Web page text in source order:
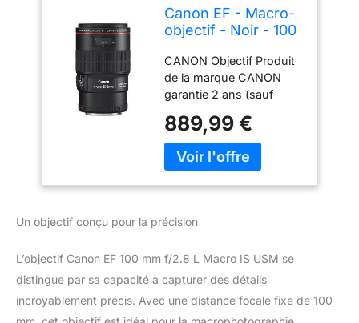
Canon EF - Macro-
objectif - Noir - 100
IS USM - Canon EF
- Pour EOS 1000,
1D, 50, 500, 5D, 7D,
Kiss F, Kiss X2, Kiss
X3, Rebel T1i, Rebel
XS, Rebel XSi
CANON Objectif Produit
de la marque CANON
garantie 2 ans (sauf
ci-dessous pour specs &
informations
complémentaires
889,99 €
Un objectif conçu pour la précision
L’objectif Canon EF 100 mm f/2.8 L Macro IS USM se
distingue par sa capacité à capturer des détails
incroyablement précis. Avec une distance focale fixe de 100